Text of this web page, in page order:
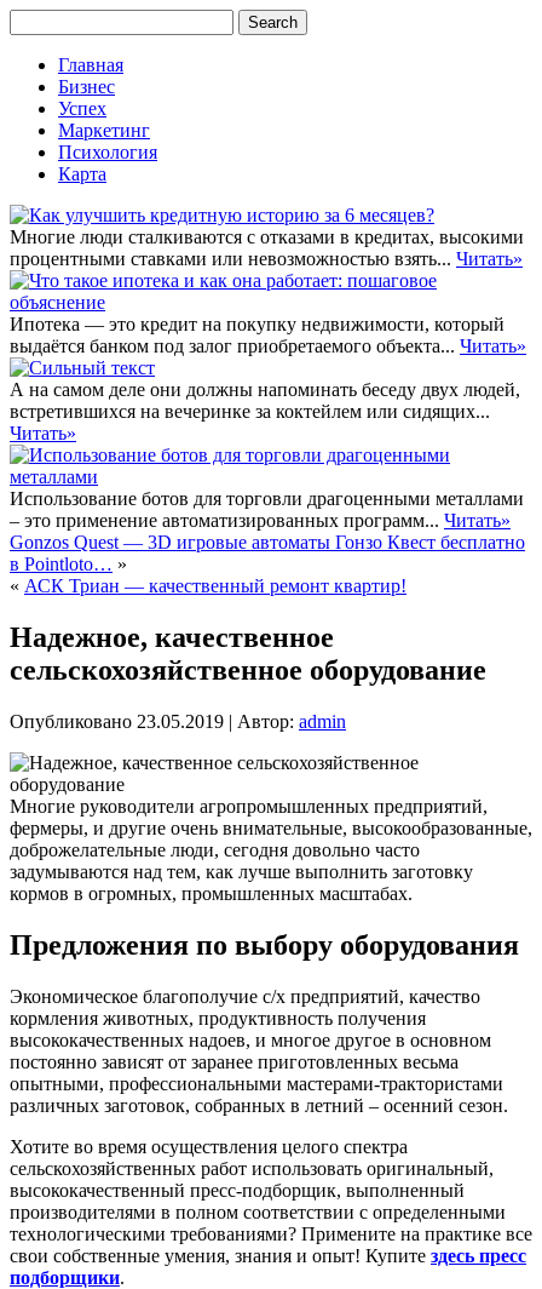
Главная
Бизнес
Успех
Маркетинг
Психология
Карта
Многие люди сталкиваются с отказами в кредитах, высокими
процентными ставками или невозможностью взять... Читать»
Ипотека — это кредит на покупку недвижимости, который
выдаётся банком под залог приобретаемого объекта... Читать»
А на самом деле они должны напоминать беседу двух людей,
встретившихся на вечеринке за коктейлем или сидящих...
Читать»
Использование ботов для торговли драгоценными металлами
– это применение автоматизированных программ... Читать»
Gonzos Quest — 3D игровые автоматы Гонзо Квест бесплатно
в Pointloto… »
« АСК Триан — качественный ремонт квартир!
Надежное, качественное
сельскохозяйственное оборудование
Опубликовано 23.05.2019 | Автор: admin
Многие руководители агропромышленных предприятий,
фермеры, и другие очень внимательные, высокообразованные,
доброжелательные люди, сегодня довольно часто
задумываются над тем, как лучше выполнить заготовку
кормов в огромных, промышленных масштабах.
Предложения по выбору оборудования
Экономическое благополучие с/х предприятий, качество
кормления животных, продуктивность получения
высококачественных надоев, и многое другое в основном
постоянно зависят от заранее приготовленных весьма
опытными, профессиональными мастерами-трактористами
различных заготовок, собранных в летний – осенний сезон.
Хотите во время осуществления целого спектра
сельскохозяйственных работ использовать оригинальный,
высококачественный пресс-подборщик, выполненный
производителями в полном соответствии с определенными
технологическими требованиями? Примените на практике все
свои собственные умения, знания и опыт! Купите здесь пресс
подборщики.